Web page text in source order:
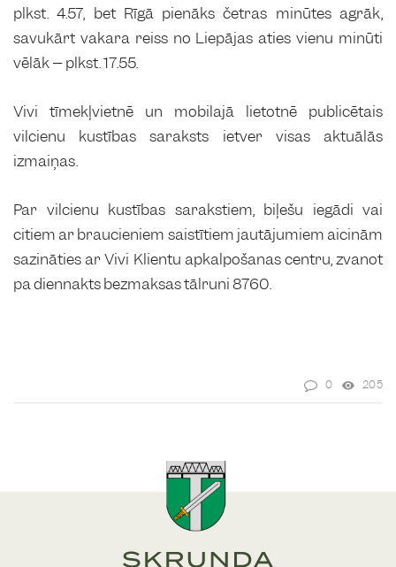
plkst. 4.57, bet Rīgā pienāks četras minūtes agrāk,
savukārt vakara reiss no Liepājas aties vienu minūti
vēlāk – plkst. 17.55.
Vivi tīmekļvietnē un mobilajā lietotnē publicētais
vilcienu kustības saraksts ietver visas aktuālās
izmaiņas.
Par vilcienu kustības sarakstiem, biļešu iegādi vai
citiem ar braucieniem saistītiem jautājumiem aicinām
sazināties ar Vivi Klientu apkalpošanas centru, zvanot
pa diennakts bezmaksas tālruni 8760.
0 205